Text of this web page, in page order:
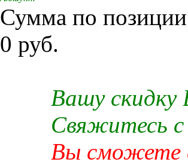
Сумма по
0 руб.
Вашу
Свяжитесь
Вы сможете